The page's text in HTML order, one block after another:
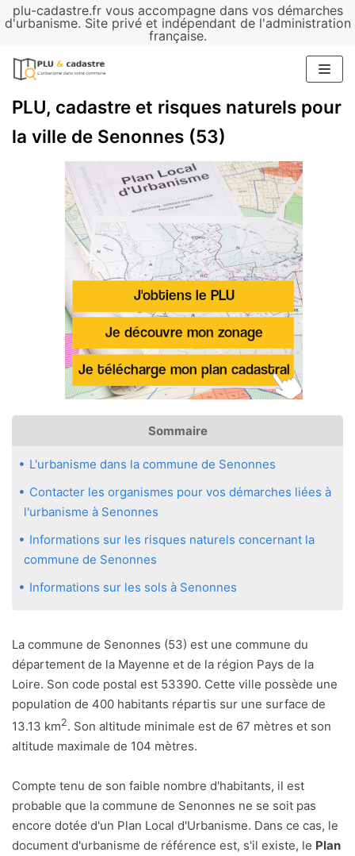
plu-cadastre.fr vous accompagne dans vos démarches
d'urbanisme. Site privé et indépendant de l'administration
française.
Aller
contenu
PLU, cadastre et risques naturels pour
la ville de Senonnes (53)
Sommaire
L'urbanisme dans la commune de Senonnes
Contacter les organismes pour vos démarches liées à
l'urbanisme à Senonnes
Informations sur les risques naturels concernant la
commune de Senonnes
Informations sur les sols à Senonnes
La commune de Senonnes (53) est une commune du
département de la Mayenne et de la région Pays de la
Loire. Son code postal est 53390. Cette ville possède une
population de 400 habitants répartis sur une surface de
13.13 km2. Son altitude minimale est de 67 mètres et son
altitude maximale de 104 mètres.
Compte tenu de son faible nombre d'habitants, il est
probable que la commune de Senonnes ne se soit pas
encore dotée d'un Plan Local d'Urbanisme. Dans ce cas, le
document d'urbanisme de référence est, s'il existe, le Plan